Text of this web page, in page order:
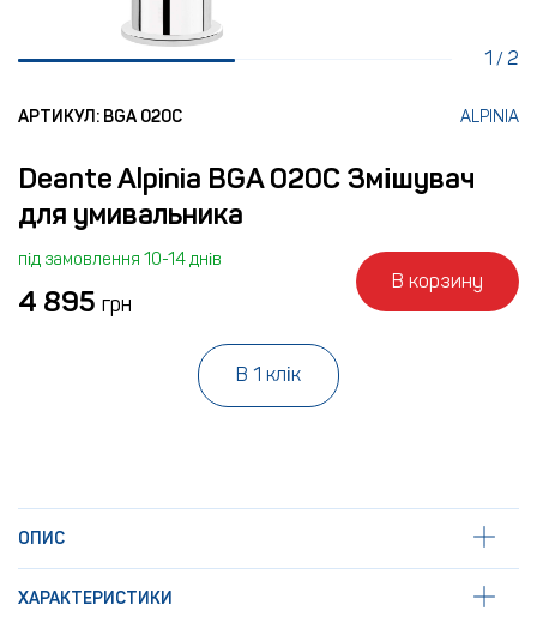
1 /2
АРТИКУЛ: BGA 020C ALPINIA
Deante Alpinia BGA 020C Змішувач
для умивальника
під замовлення 10-14 днів
4 895 грн
В корзину
В 1 клік
ОПИС
ХАРАКТЕРИСТИКИ